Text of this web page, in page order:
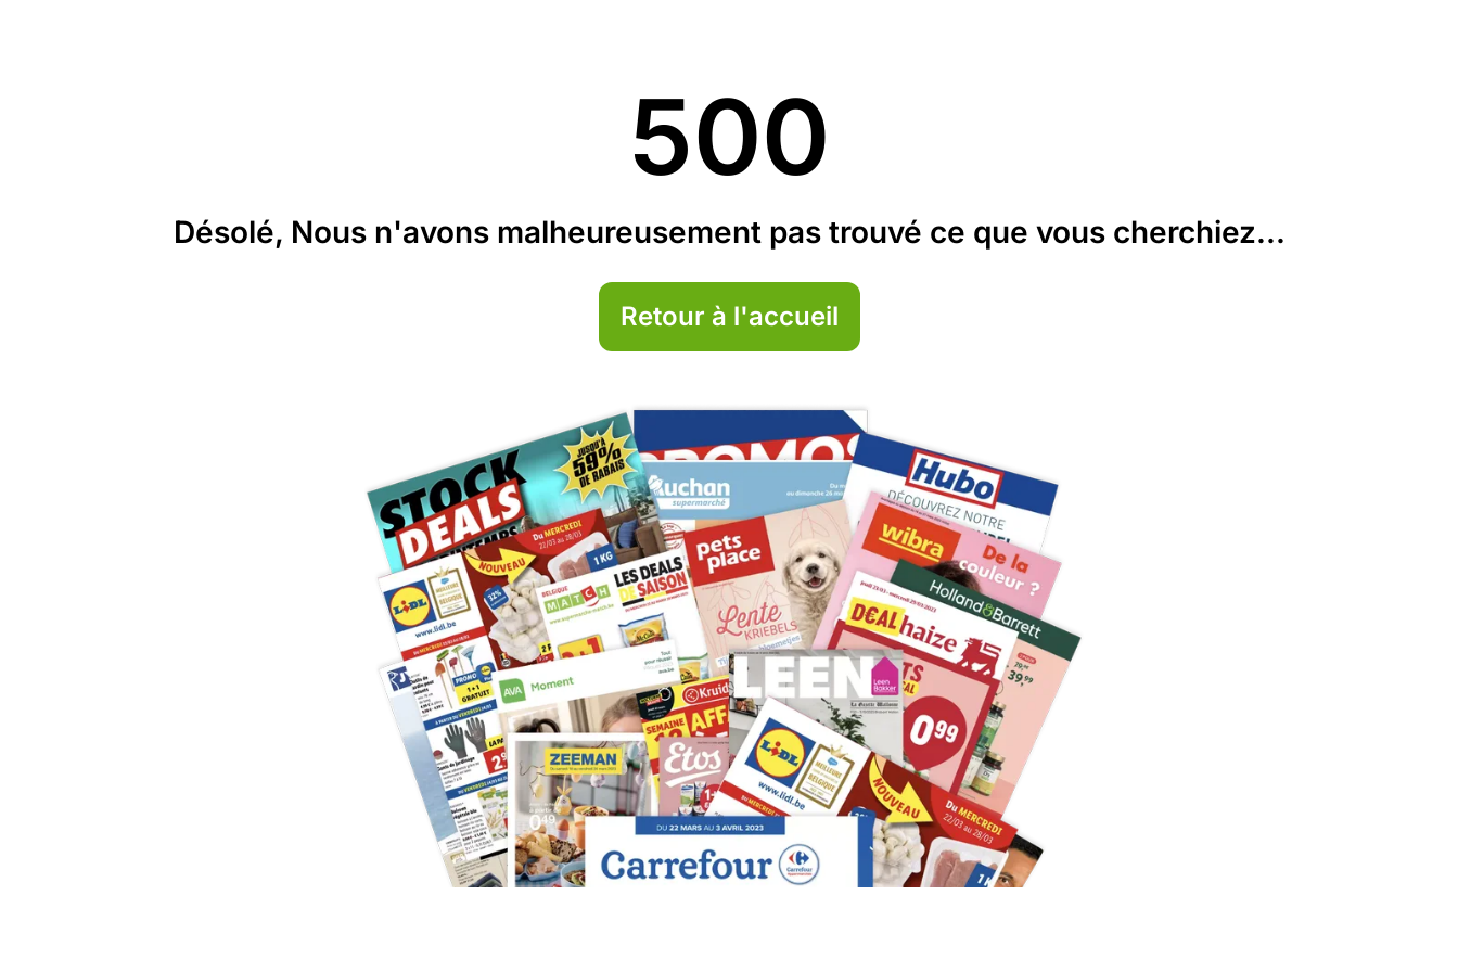
500
Désolé, Nous n'avons malheureusement pas trouvé ce que vous cherchiez...
Retour à l'accueil